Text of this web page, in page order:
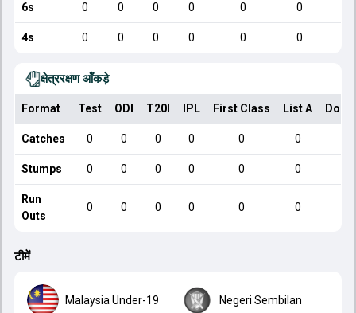
6s 0 0 0 0 0 0
4s 0 0 0 0 0 0
क्षेत्ररक्षण आँकड़े
Format Test ODI T20I IPL First Class List A
Catches 0 0 0 0 0 0
Stumps 0 0 0 0 0 0
Run
Outs
0 0 0 0 0 0
टीमें
Malaysia Under-19 Negeri Sembilan